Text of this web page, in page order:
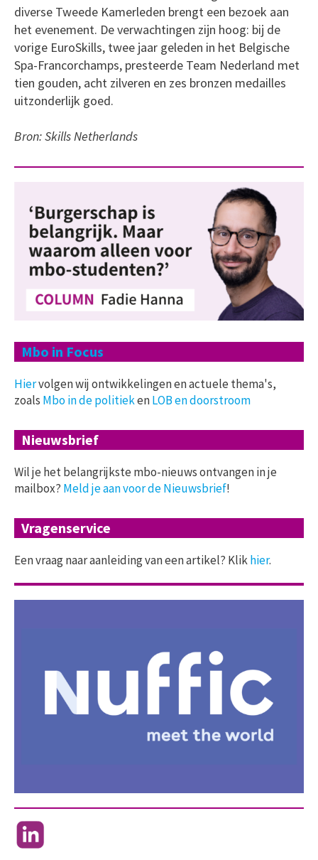
diverse Tweede Kamerleden brengt een bezoek aan
het evenement. De verwachtingen zijn hoog: bij de
vorige EuroSkills, twee jaar geleden in het Belgische
Spa-Francorchamps, presteerde Team Nederland met
tien gouden, acht zilveren en zes bronzen medailles
uitzonderlijk goed.
Bron: Skills Netherlands
Mbo in Focus
Hiervolgen wij ontwikkelingen en actuele thema's,
zoals Mbo in de politiekenLOB en doorstroom
Nieuwsbrief
Wil je het belangrijkste mbo-nieuws ontvangen in je
mailbox? Meld je aan voor de Nieuwsbrief!
Vragenservice
Een vraag naar aanleiding van een artikel? Klikhier.